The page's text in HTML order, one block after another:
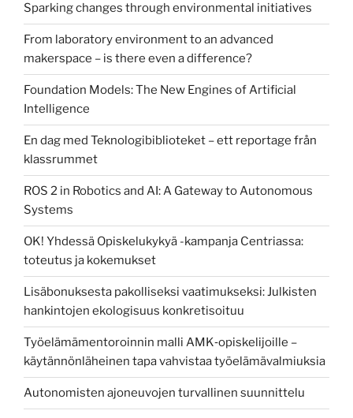
Sparking changes through environmental initiatives
From laboratory environment to an advanced
makerspace – is there even a difference?
Foundation Models: The New Engines of Artificial
Intelligence
En dag med Teknologibiblioteket – ett reportage från
klassrummet
ROS 2 in Robotics and AI: A Gateway to Autonomous
Systems
OK! Yhdessä Opiskelukykyä -kampanja Centriassa:
toteutus ja kokemukset
Lisäbonuksesta pakolliseksi vaatimukseksi: Julkisten
hankintojen ekologisuus konkretisoituu
Työelämämentoroinnin malli AMK‑opiskelijoille –
käytännönläheinen tapa vahvistaa työelämävalmiuksia
Autonomisten ajoneuvojen turvallinen suunnittelu